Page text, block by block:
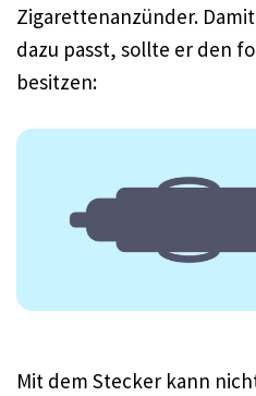
Zigarettenanzünder.
dazu passt, sollte er den
besitzen:
Mit dem Stecker kann